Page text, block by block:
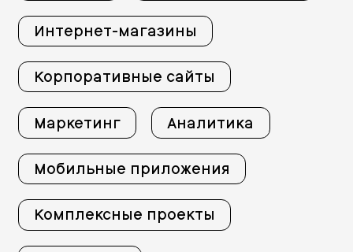
Интернет-магазины
Корпоративные сайты
Маркетинг Аналитика
Мобильные приложения
Комплексные проекты